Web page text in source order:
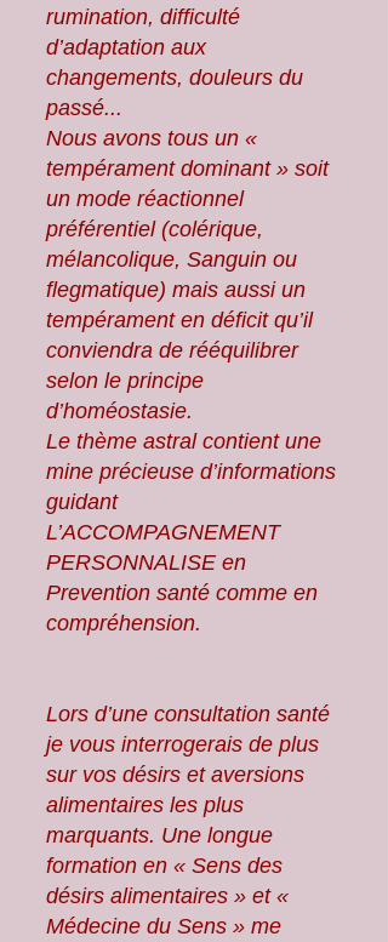
rumination, difficulté
d’adaptation aux
changements, douleurs du
passé...
Nous avons tous un «
tempérament dominant » soit
un mode réactionnel
préférentiel (colérique,
mélancolique, Sanguin ou
flegmatique) mais aussi un
tempérament en déficit qu’il
conviendra de rééquilibrer
selon le principe
d’homéostasie.
Le thème astral contient une
mine précieuse d’informations
guidant
L’ACCOMPAGNEMENT
PERSONNALISE en
Prevention santé comme en
compréhension.
Lors d’une consultation santé
je vous interrogerais de plus
sur vos désirs et aversions
alimentaires les plus
marquants. Une longue
formation en « Sens des
désirs alimentaires » et «
Médecine du Sens » me